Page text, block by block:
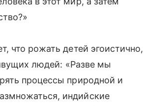
что рожать детей эгоистично,
людей: «Разве мы
процессы природной и
индийские